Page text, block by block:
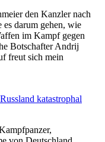
den Kanzler nach
darum gehen, wie
im Kampf gegen
Botschafter Andrij
freut sich mein
katastrophal